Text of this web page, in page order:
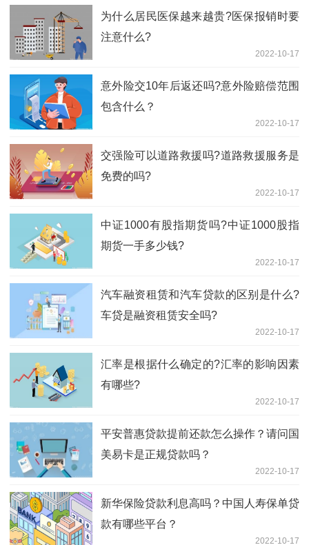
为什么居民医保越来越贵?医保报销时要
注意什么?
2022-10-17
意外险交10年后返还吗?意外险赔偿范围
包含什么？
2022-10-17
交强险可以道路救援吗?道路救援服务是
免费的吗?
2022-10-17
中证1000有股指期货吗?中证1000股指
期货一手多少钱?
2022-10-17
汽车融资租赁和汽车贷款的区别是什么?
车贷是融资租赁安全吗?
2022-10-17
汇率是根据什么确定的?汇率的影响因素
有哪些?
2022-10-17
平安普惠贷款提前还款怎么操作？请问国
美易卡是正规贷款吗？
2022-10-17
新华保险贷款利息高吗？中国人寿保单贷
款有哪些平台？
2022-10-17